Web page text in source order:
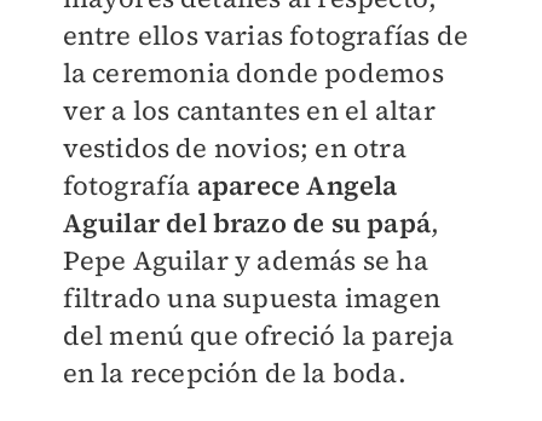
entre ellos varias fotografías de
la ceremonia donde podemos
ver a los cantantes en el altar
vestidos de novios; en otra
fotografía aparece Angela
Aguilar del brazo de su papá,
Pepe Aguilar y además se ha
filtrado una supuesta imagen
del menú que ofreció la pareja
en la recepción de la boda.